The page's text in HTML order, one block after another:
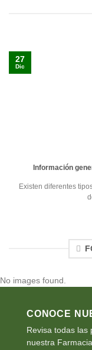
Información
Existen diferentes
27
Dic
No images found.
CONOCE
Revisa todas las
nuestra